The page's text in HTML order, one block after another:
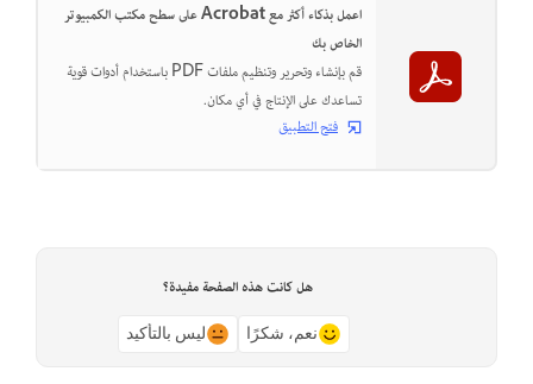
اعمل بذكاء أكثر مع Acrobat على سطح مكتب الكمبيوتر
الخاص بك
قم بإنشاء وتحرير وتنظيم ملفات PDF باستخدام أدوات قوية
تساعدك على الإنتاج في أي مكان.
فتح التطبيق
هل كانت هذه الصفحة مفيدة؟
نعم، شكرًا ليس بالتأكيد